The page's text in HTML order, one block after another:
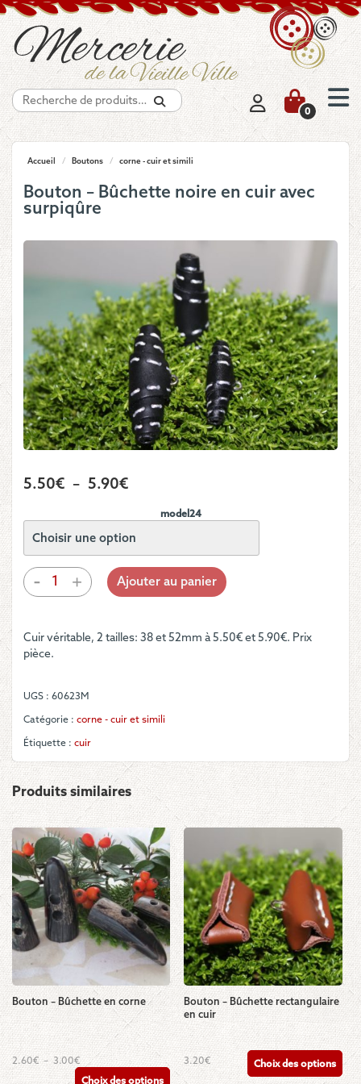
Recherche
0
Accueil / Boutons / corne - cuir et simili
Bouton – Bûchette noire en cuir avec
surpiqûre
5.50€ – 5.90€Plage
prix :
à
5.90€
model24
-
quantité
de
Bûchette
noire
avec
surpiqûre
+ Ajouter au panier
Cuir véritable, 2 tailles: 38 et 52mm à 5.50€ et 5.90€. Prix
pièce.
UGS : 60623M
Catégorie : corne - cuir et simili
Étiquette : cuir
Produits similaires
Bouton – Bûchette en corne
2.60€ – 3.00€Plage
de
Choix des options
Ce
produit
Bouton – Bûchette rectangulaire
en cuir
3.20€ Choix des options
Ce
produit